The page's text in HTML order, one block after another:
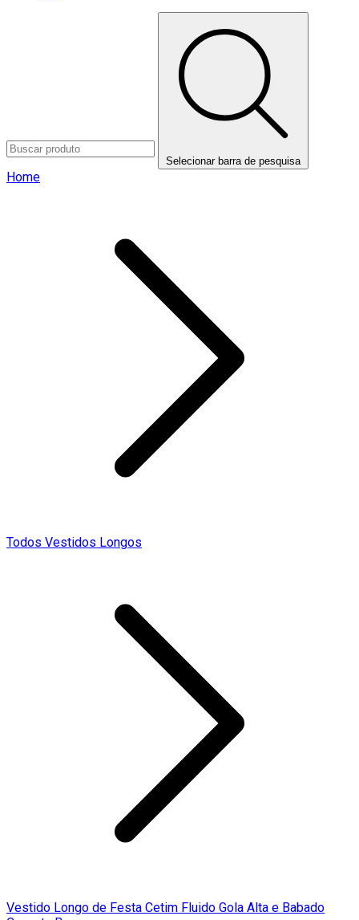
Selecionar barra de pesquisa
Home
Todos Vestidos Longos
Vestido Longo de Festa Cetim Fluido Gola Alta e Babado